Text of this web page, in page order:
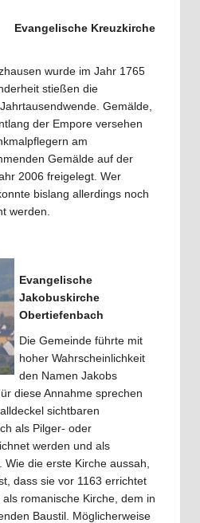
Evangelische Kreuzkirche
wurde im Jahr 1765
stießen die
Gemälde,
der Empore versehen
am
Gemälde auf der
2006 freigelegt. Wer
bislang allerdings noch
werden.
Evangelische
Jakobuskirche
Obertiefenbach
Die Gemeinde führte mit
hoher Wahrscheinlichkeit
den Namen Jakobs
diese Annahme sprechen
sichtbaren
als Pilger- oder
werden und als
die erste Kirche aussah,
dass sie vor 1163 errichtet
romanische Kirche, dem in
Baustil. Möglicherweise